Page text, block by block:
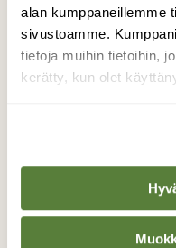
alan kumppaneillemme
sivustoamme.
tietoja muihin tietoihin,
kerätty, kun olet